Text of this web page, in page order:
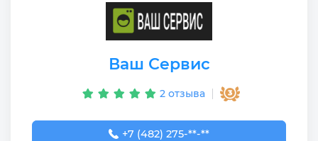
Ваш Сервис
2 отзыва
+7 (482) 275-27-14
+7 (482) 275-**-**